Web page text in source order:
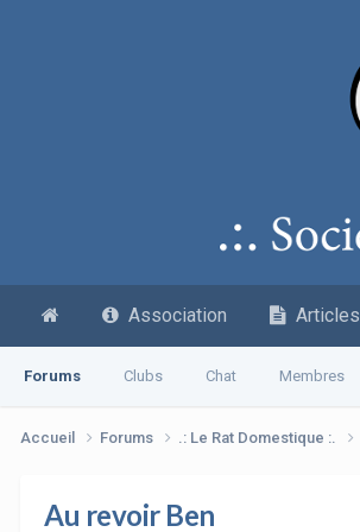
Association Articles
Forums Clubs Chat Membres
Accueil Forums .: Le Rat Domestique :.
Au revoir Ben